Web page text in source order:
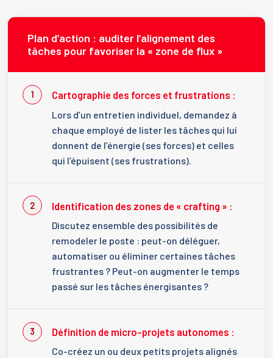
Plan d’action : auditer l’alignement des
tâches pour favoriser la « zone de flux »
Cartographie des forces et frustrations :
Lors d’un entretien individuel, demandez à
chaque employé de lister les tâches qui lui
donnent de l’énergie (ses forces) et celles
qui l’épuisent (ses frustrations).
Identification des zones de « crafting » :
Discutez ensemble des possibilités de
remodeler le poste : peut-on déléguer,
automatiser ou éliminer certaines tâches
frustrantes ? Peut-on augmenter le temps
passé sur les tâches énergisantes ?
Définition de micro-projets autonomes :
Co-créez un ou deux petits projets alignés